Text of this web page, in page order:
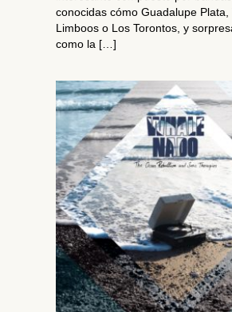
conocidas cómo Guadalupe Plata,
Limboos o Los Torontos, y
como la […]